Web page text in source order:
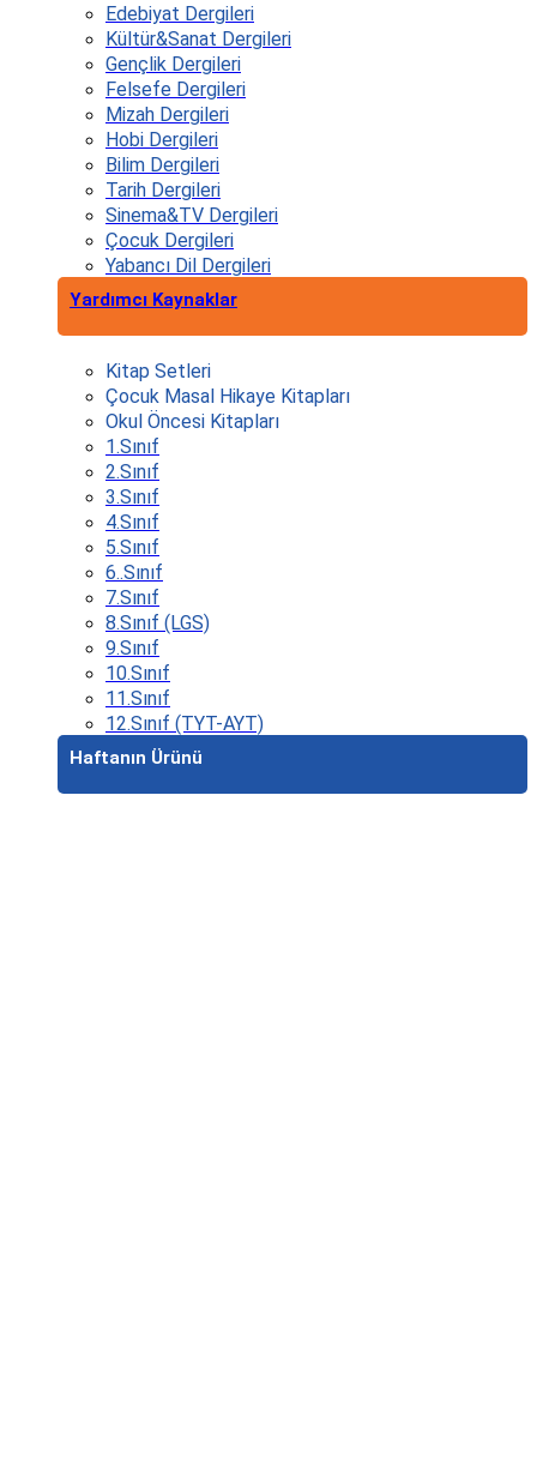
Edebiyat Dergileri
Kültür&Sanat Dergileri
Gençlik Dergileri
Felsefe Dergileri
Mizah Dergileri
Hobi Dergileri
Bilim Dergileri
Tarih Dergileri
Sinema&TV Dergileri
Çocuk Dergileri
Yabancı Dil Dergileri
Yardımcı Kaynaklar
Kitap Setleri
Çocuk Masal Hikaye Kitapları
Okul Öncesi Kitapları
1.Sınıf
2.Sınıf
3.Sınıf
4.Sınıf
5.Sınıf
6..Sınıf
7.Sınıf
8.Sınıf (LGS)
9.Sınıf
10.Sınıf
11.Sınıf
12.Sınıf (TYT-AYT)
Haftanın Ürünü